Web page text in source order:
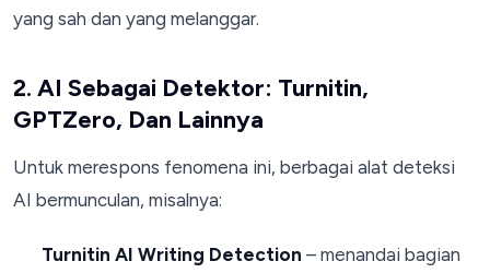
yang sah dan yang melanggar.
2. AI Sebagai Detektor: Turnitin,
GPTZero, Dan Lainnya
Untuk merespons fenomena ini, berbagai alat deteksi
AI bermunculan, misalnya:
Turnitin AI Writing Detection – menandai bagian